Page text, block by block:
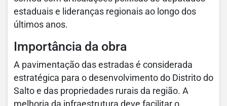
estaduais e lideranças regionais ao longo dos
últimos anos.
Importância da obra
A pavimentação das estradas é considerada
estratégica para o desenvolvimento do Distrito do
Salto e das propriedades rurais da região. A